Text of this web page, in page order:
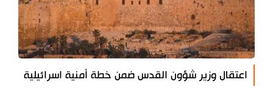
اعتقال وزير شؤون القدس ضمن خطة أمنية اسرائيلية